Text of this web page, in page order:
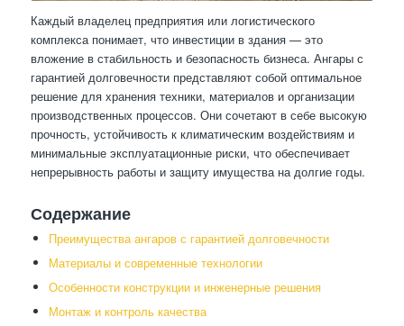
Каждый владелец предприятия или логистического
комплекса понимает, что инвестиции в здания — это
вложение в стабильность и безопасность бизнеса. Ангары с
гарантией долговечности представляют собой оптимальное
решение для хранения техники, материалов и организации
производственных процессов. Они сочетают в себе высокую
прочность, устойчивость к климатическим воздействиям и
минимальные эксплуатационные риски, что обеспечивает
непрерывность работы и защиту имущества на долгие годы.
Содержание
Преимущества ангаров с гарантией долговечности
Материалы и современные технологии
Особенности конструкции и инженерные решения
Монтаж и контроль качества